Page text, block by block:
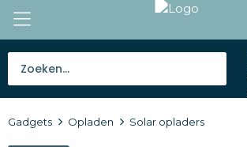
Tassen
Gadgets Opladen Solar opladers